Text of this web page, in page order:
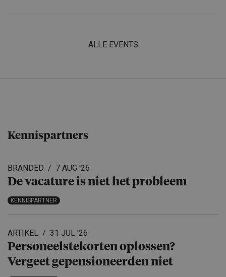
ALLE EVENTS
Kennispartners
BRANDED 7 AUG '26
De vacature is niet het probleem
KENNISPARTNER
ARTIKEL 31 JUL '26
Personeels­te­korten oplossen?
Vergeet gepensio­neerden niet